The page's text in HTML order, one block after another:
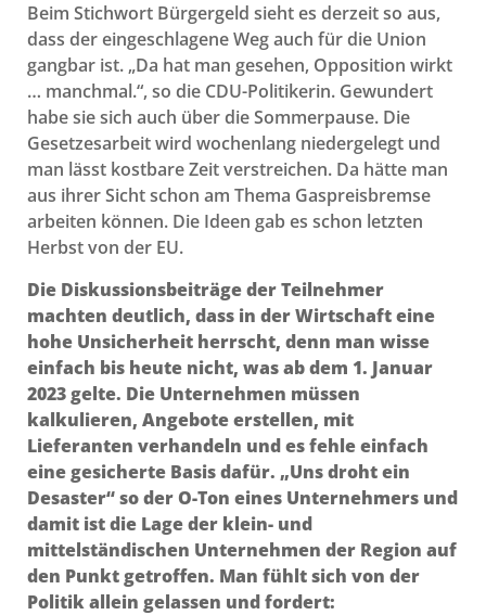
Beim Stichwort Bürgergeld sieht es derzeit so aus,
dass der eingeschlagene Weg auch für die Union
gangbar ist. „Da hat man gesehen, Opposition wirkt
… manchmal.“, so die CDU-Politikerin. Gewundert
habe sie sich auch über die Sommerpause. Die
Gesetzesarbeit wird wochenlang niedergelegt und
man lässt kostbare Zeit verstreichen. Da hätte man
aus ihrer Sicht schon am Thema Gaspreisbremse
arbeiten können. Die Ideen gab es schon letzten
Herbst von der EU.
Die Diskussionsbeiträge der Teilnehmer
machten deutlich, dass in der Wirtschaft eine
hohe Unsicherheit herrscht, denn man wisse
einfach bis heute nicht, was ab dem 1. Januar
2023 gelte. Die Unternehmen müssen
kalkulieren, Angebote erstellen, mit
Lieferanten verhandeln und es fehle einfach
eine gesicherte Basis dafür. „Uns droht ein
Desaster“ so der O-Ton eines Unternehmers und
damit ist die Lage der klein- und
mittelständischen Unternehmen der Region auf
den Punkt getroffen. Man fühlt sich von der
Politik allein gelassen und fordert: